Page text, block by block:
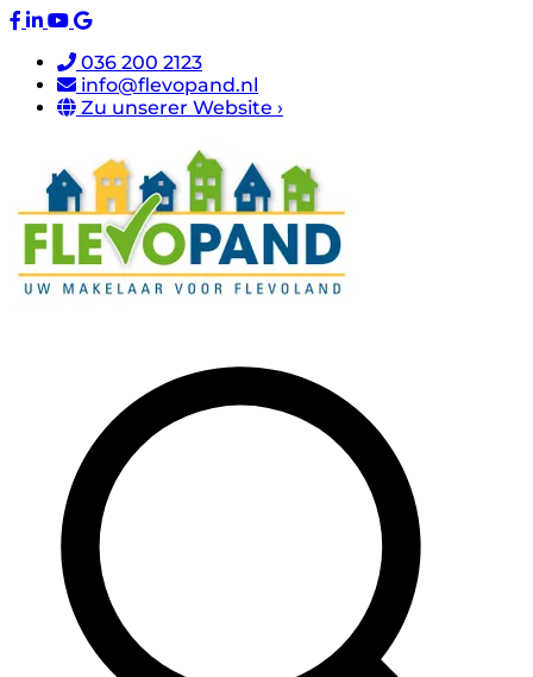
036 200 2123
info@flevopand.nl
Zu unserer Website ›